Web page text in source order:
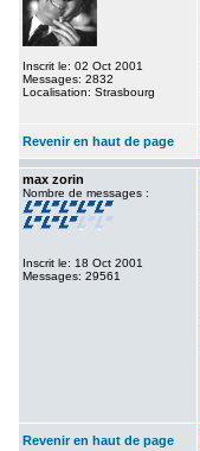
Inscrit le: 02 Oct 2001
Messages: 2832
Localisation: Strasbourg
Revenir en haut de page
max zorin
Nombre de messages :
Inscrit le: 18 Oct 2001
Messages: 29561
Revenir en haut de page